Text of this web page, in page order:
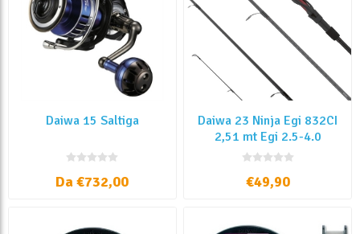
Daiwa 15 Saltiga
Da €732,00
Daiwa 23 Ninja Egi 832CI
2,51 mt Egi 2.5-4.0
€49,90